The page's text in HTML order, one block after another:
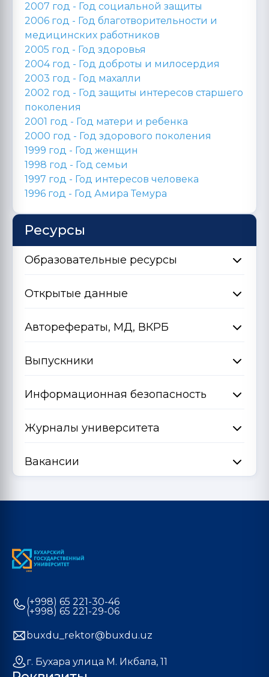
2007 год - Год социальной защиты
2006 год - Год благотворительности и
медицинских работников
2005 год - Год здоровья
2004 год - Год доброты и милосердия
2003 год - Год махалли
2002 год - Год защиты интересов старшего
поколения
2001 год - Год матери и ребенка
2000 год - Год здорового поколения
1999 год - Год женщин
1998 год - Год семьи
1997 год - Год интересов человека
1996 год - Год Амира Темура
Ресурсы
Образовательные ресурсы
Открытые данные
Авторефераты, МД, ВКРБ
Выпускники
Информационная безопасность
Журналы университета
Вакансии
(+998) 65 221-30-46
(+998) 65 221-29-06
buxdu_rektor@buxdu.uz
г. Бухара улица М. Икбала, 11